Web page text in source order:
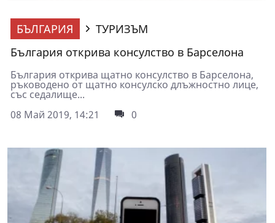
БЪЛГАРИЯ
ТУРИЗЪМ
България открива консулство в Барселона
България открива щатно консулство в Барселона,
ръководено от щатно консулско длъжностно лице,
със седалище...
08 Май 2019, 14:21
0